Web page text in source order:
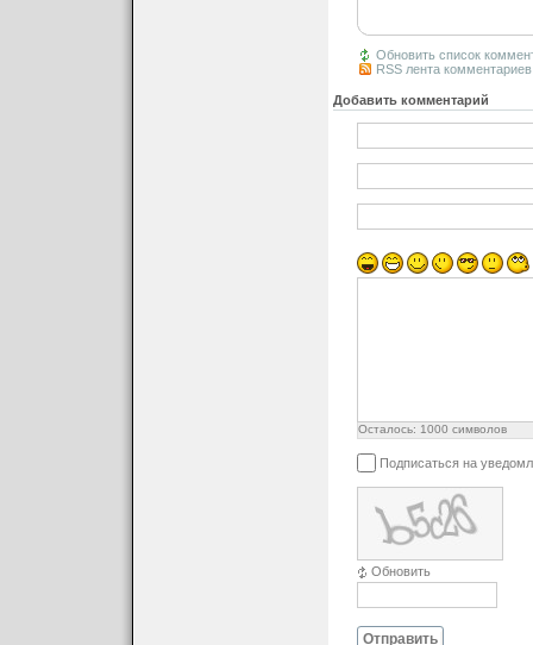
Обновить список
RSS лента
Добавить комментарий
Осталось: 1000 символов
Подписаться на
Обновить
Отправить